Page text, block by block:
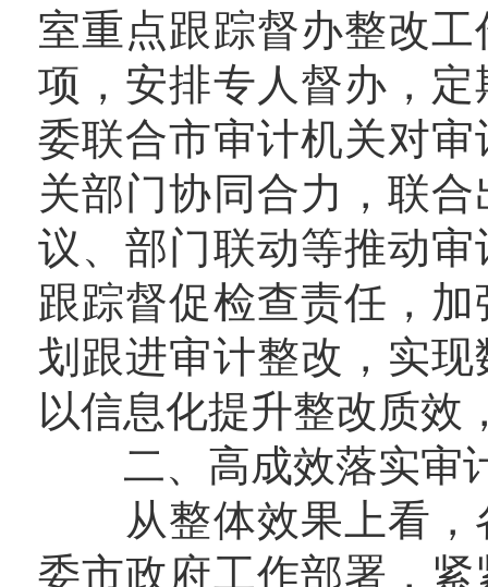
室重点跟踪督办整改
项，安排专人督办，
委联合市审计机关对
关部门协同合力，联
议、部门联动等推动
跟踪督促检查责任，
划跟进审计整改，实
以信息化提升整改质效
二、高成效落实审
从整体效果上看，
委市政府工作部署，